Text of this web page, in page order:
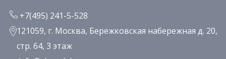
+7(495) 241-5-528
121059, г. Москва, Бережковская набережная д. 20,
стр. 64, 3 этаж